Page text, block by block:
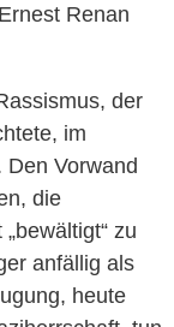
Renan
der
im
Vorwand
die
zu
anfällig als
heute